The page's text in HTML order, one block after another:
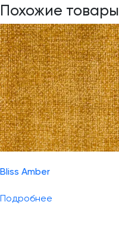
Похожие товары
Bliss Amber
Подробнее